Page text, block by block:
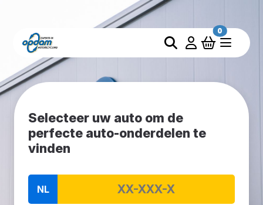
0
Selecteer uw auto om de
perfecte auto-onderdelen te
vinden
NL